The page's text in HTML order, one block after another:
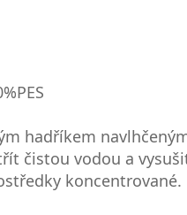
hadříkem
čistou vodou a